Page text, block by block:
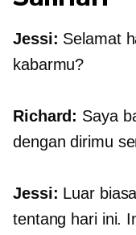
Jessi: Selamat
kabarmu?
Richard: Saya
dengan dirimu
Jessi: Luar
tentang hari ini.